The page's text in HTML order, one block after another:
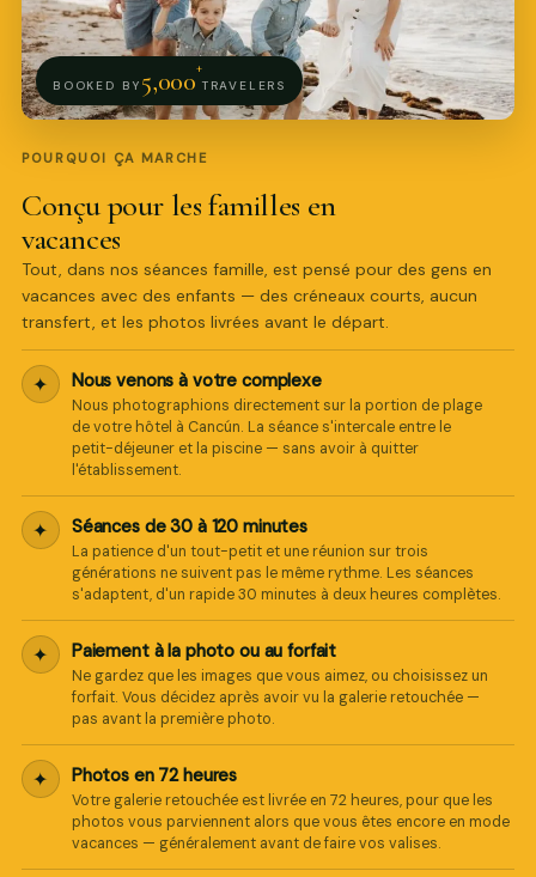
BOOKED BY 5,000+
TRAVELERS
POURQUOI ÇA MARCHE
Conçu pour les familles en
vacances
Tout, dans nos séances famille, est pensé pour des gens en
vacances avec des enfants — des créneaux courts, aucun
transfert, et les photos livrées avant le départ.
✦ Nous venons à votre complexe
Nous photographions directement sur la portion de plage
de votre hôtel à Cancún. La séance s'intercale entre le
petit-déjeuner et la piscine — sans avoir à quitter
l'établissement.
✦ Séances de 30 à 120 minutes
La patience d'un tout-petit et une réunion sur trois
générations ne suivent pas le même rythme. Les séances
s'adaptent, d'un rapide 30 minutes à deux heures complètes.
✦ Paiement à la photo ou au forfait
Ne gardez que les images que vous aimez, ou choisissez un
forfait. Vous décidez après avoir vu la galerie retouchée —
pas avant la première photo.
✦ Photos en 72 heures
Votre galerie retouchée est livrée en 72 heures, pour que les
photos vous parviennent alors que vous êtes encore en mode
vacances — généralement avant de faire vos valises.
Pro Art Photographers
en ligne